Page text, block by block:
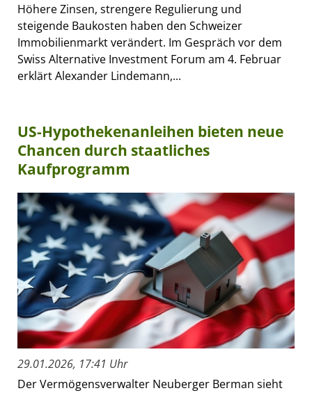
Höhere Zinsen, strengere Regulierung und
steigende Baukosten haben den Schweizer
Immobilienmarkt verändert. Im Gespräch vor dem
Swiss Alternative Investment Forum am 4. Februar
erklärt Alexander Lindemann,...
US-Hypothekenanleihen bieten neue
Chancen durch staatliches
Kaufprogramm
29.01.2026, 17:41 Uhr
Der Vermögensverwalter Neuberger Berman sieht